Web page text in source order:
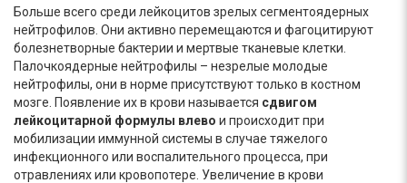
Больше всего среди лейкоцитов зрелых сегментоядерных
нейтрофилов. Они активно перемещаются и фагоцитируют
болезнетворные бактерии и мертвые тканевые клетки.
Палочкоядерные нейтрофилы – незрелые молодые
нейтрофилы, они в норме присутствуют только в костном
мозге. Появление их в крови называется сдвигом
лейкоцитарной формулы влево и происходит при
мобилизации иммунной системы в случае тяжелого
инфекционного или воспалительного процесса, при
отравлениях или кровопотере. Увеличение в крови